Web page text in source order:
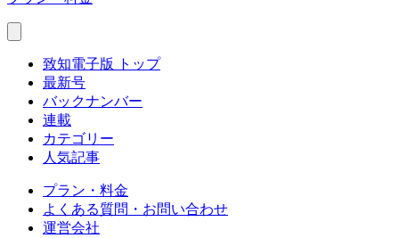
致知電子版 トップ
最新号
バックナンバー
連載
カテゴリー
人気記事
プラン・料金
よくある質問・お問い合わせ
運営会社